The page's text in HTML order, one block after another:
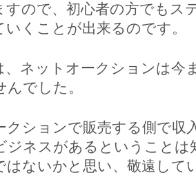
すので、初心者の方でもス
いくことが出来るのです。
、ネットオークションは今
でした。
クションで販売する側で収
ジネスがあるということは
はないかと思い、敬遠して